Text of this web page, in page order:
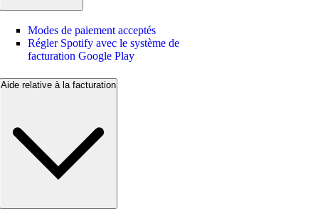
Modes de paiement acceptés
Régler Spotify avec le système de
facturation Google Play
Aide relative à la facturation